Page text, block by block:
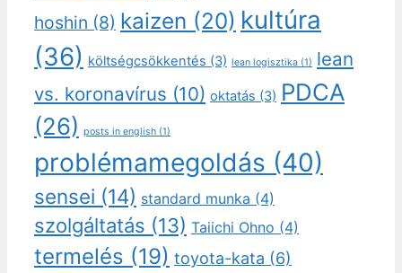
hoshin (8) kaizen (20) kultúra
(36) költségcsökkentés (3) lean logisztika (1) lean
vs. koronavírus (10) oktatás (3) PDCA
(26) posts in english (1)
problémamegoldás (40)
sensei (14) standard munka (4)
szolgáltatás (13) Taiichi Ohno (4)
termelés (19) toyota-kata (6)